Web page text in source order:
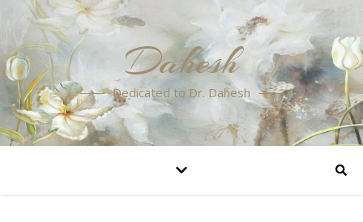
Dahesh
Dedicated to Dr. Dahesh